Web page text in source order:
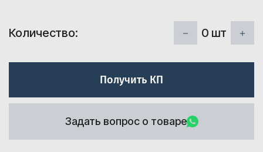
Количество: 0 шт
Получить КП
Задать вопрос о товаре